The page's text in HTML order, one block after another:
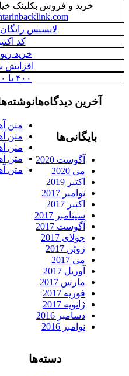
خرید و فروش بکلینک
لایسنس رایگان نود 32
کد اکتیو
خرید
افزایش
۴۰۰ تا ۶۰۰ آمیرزا
متن
متن
متن
متن
متن
آخرین دیدگاه‌ها
بایگانی‌ها
آگوست 2020
می 2020
اکتبر 2019
نوامبر 2017
اکتبر 2017
سپتامبر 2017
آگوست 2017
جولای 2017
ژوئن 2017
می 2017
آوریل 2017
مارس 2017
فوریه 2017
ژانویه 2017
دسامبر 2016
نوامبر 2016
دسته‌ها